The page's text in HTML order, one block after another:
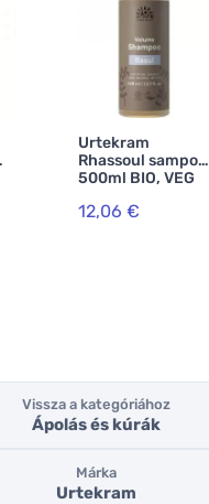
Urtekram
Rhassoul sampon
500ml BIO, VEG
12,06 €
Vissza a kategóriához
Ápolás és kúrák
Márka
Urtekram